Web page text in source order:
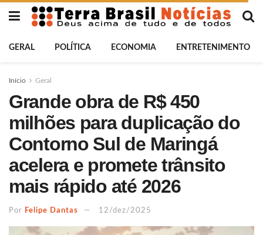
GERAL POLÍTICA ECONOMIA ENTRETENIMENTO
Início Geral
Grande obra de R$ 450
milhões para duplicação do
Contorno Sul de Maringá
acelera e promete trânsito
mais rápido até 2026
Por Felipe Dantas 12/dez/2025